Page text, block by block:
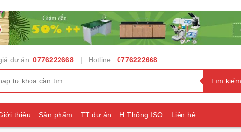
dự án:0776222668| Hotline : 0776222668
Tìm kiếm
thiệu Sản phẩm TT dự án H.Thống ISO Liên hệ